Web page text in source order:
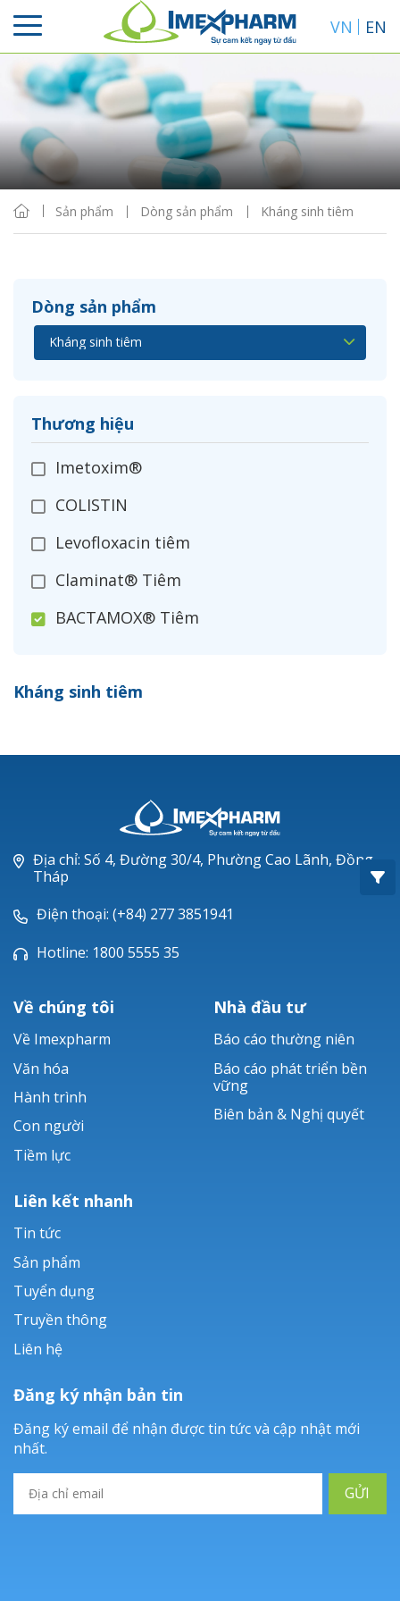
VN EN
Sản phẩm Dòng sản phẩm Kháng sinh tiêm
Dòng sản phẩm
Thương hiệu
Imetoxim®
COLISTIN
Levofloxacin tiêm
Claminat® Tiêm
BACTAMOX® Tiêm
Ceftizoxim®
Piperacillin
Ticarlinat®
Zobacta®
Bacsulfo®
Kháng sinh tiêm
Sắp xếp
Hiển thị
Địa chỉ: Số 4, Đường 30/4, Phường Cao Lãnh, Đồng
Tháp
Điện thoại: (+84) 277 3851941
Hotline: 1800 5555 35
Về chúng tôi
Về Imexpharm
Văn hóa
Hành trình
Con người
Tiềm lực
Nhà đầu tư
Báo cáo thường niên
Báo cáo phát triển bền
vững
Biên bản & Nghị quyết
Liên kết nhanh
Tin tức
Sản phẩm
Tuyển dụng
Truyền thông
Liên hệ
Đăng ký nhận bản tin
Đăng ký email để nhận được tin tức và cập nhật mới
nhất.
GỬI